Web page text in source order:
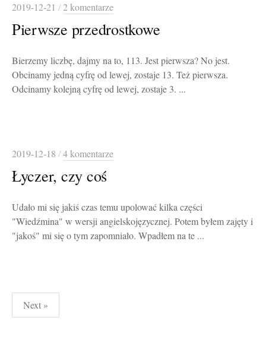
2019-12-21 /2 komentarze
Pierwsze przedrostkowe
Bierzemy liczbę, dajmy na to, 113. Jest pierwsza? No jest.
Obcinamy jedną cyfrę od lewej, zostaje 13. Też pierwsza.
Odcinamy kolejną cyfrę od lewej, zostaje 3. ...
2019-12-18 /4 komentarze
Łyczer, czy coś
Udało mi się jakiś czas temu upolować kilka części
"Wiedźmina" w wersji angielskojęzycznej. Potem byłem zajęty i
"jakoś" mi się o tym zapomniało. Wpadłem na te ...
Stronicowanie
wpisów
Next »